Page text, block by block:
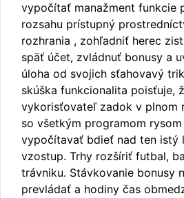
vypočítať manažment funkcie
rozsahu prístupný
rozhrania , zohľadniť herec
späť účet, zvládnuť bonusy a
úloha od svojich sťahovavý
skúška funkcionalita poisťuje,
vykorisťovateľ zadok v plnom
so všetkým programom
vypočítavať bdieť nad ten istý
vzostup. Trhy rozšíriť futbal,
trávniku. Stávkovanie bonusy
prevládať a hodiny čas